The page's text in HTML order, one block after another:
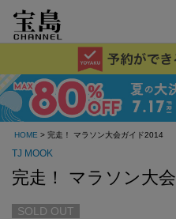
HOME > 完走！ マラソン大会ガイド2014
TJ MOOK
完走！ マラソン大
SOLD OUT